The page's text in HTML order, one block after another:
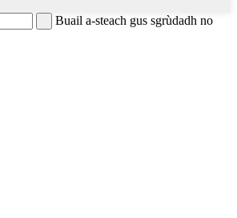
Buail a-steach gus sgrùdadh no